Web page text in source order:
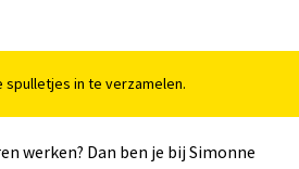
spulletjes in te verzamelen.
werken? Dan ben je bij Simonne